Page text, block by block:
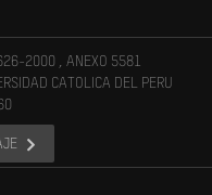
2000 , ANEXO 5581
CATOLICA DEL PERU